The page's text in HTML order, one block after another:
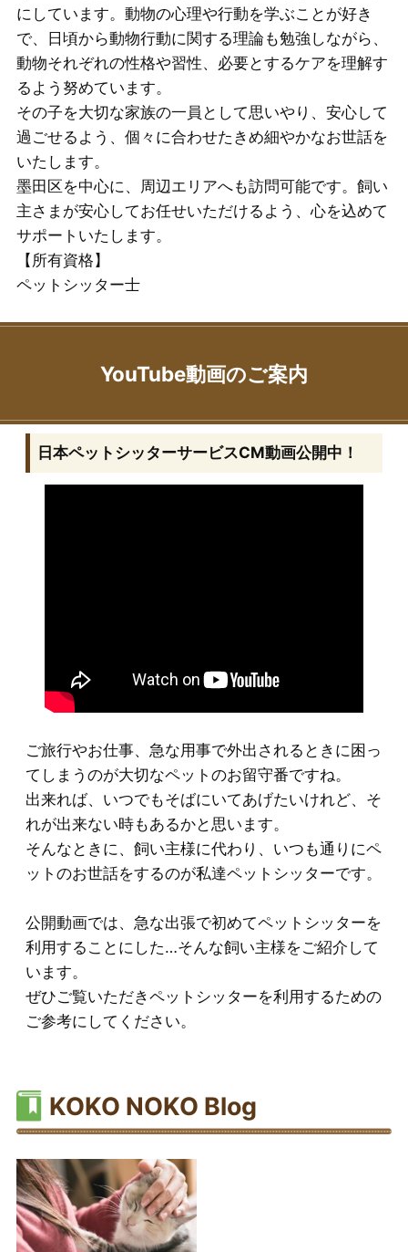
にしています。動物の心理や行動を学ぶことが好き
で、日頃から動物行動に関する理論も勉強しながら、
動物それぞれの性格や習性、必要とするケアを理解す
るよう努めています。
その子を大切な家族の一員として思いやり、安心して
過ごせるよう、個々に合わせたきめ細やかなお世話を
いたします。
墨田区を中心に、周辺エリアへも訪問可能です。飼い
主さまが安心してお任せいただけるよう、心を込めて
サポートいたします。
【所有資格】
ペットシッター士
YouTube動画のご案内
日本ペットシッターサービスCM動画公開中！
ご旅行やお仕事、急な用事で外出されるときに困っ
てしまうのが大切なペットのお留守番ですね。
出来れば、いつでもそばにいてあげたいけれど、そ
れが出来ない時もあるかと思います。
そんなときに、飼い主様に代わり、いつも通りにペ
ットのお世話をするのが私達ペットシッターです。
公開動画では、急な出張で初めてペットシッターを
利用することにした…そんな飼い主様をご紹介して
います。
ぜひご覧いただきペットシッターを利用するための
ご参考にしてください。
KOKO NOKO Blog